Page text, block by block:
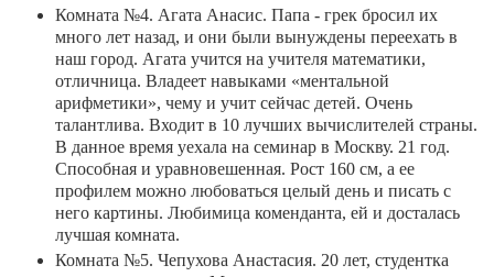
Комната №4. Агата Анасис. Папа - грек бросил их
много лет назад, и они были вынуждены переехать в
наш город. Агата учится на учителя математики,
отличница. Владеет навыками «ментальной
арифметики», чему и учит сейчас детей. Очень
талантлива. Входит в 10 лучших вычислителей страны.
В данное время уехала на семинар в Москву. 21 год.
Способная и уравновешенная. Рост 160 см, а ее
профилем можно любоваться целый день и писать с
него картины. Любимица коменданта, ей и досталась
лучшая комната.
Комната №5. Чепухова Анастасия. 20 лет, студентка